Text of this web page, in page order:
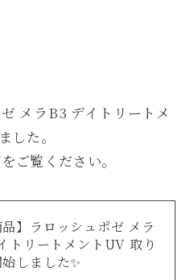
メラB3 デイトリートメ
した。
ご覧ください。
品】ラロッシュポゼ メラ
トリートメントUV 取り
しました✨